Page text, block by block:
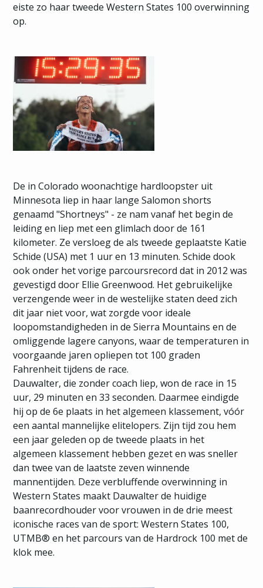
eiste zo haar tweede Western States 100 overwinning
op.
De in Colorado woonachtige hardloopster uit
Minnesota liep in haar lange Salomon shorts
genaamd "Shortneys" - ze nam vanaf het begin de
leiding en liep met een glimlach door de 161
kilometer. Ze versloeg de als tweede geplaatste Katie
Schide (USA) met 1 uur en 13 minuten. Schide dook
ook onder het vorige parcoursrecord dat in 2012 was
gevestigd door Ellie Greenwood. Het gebruikelijke
verzengende weer in de westelijke staten deed zich
dit jaar niet voor, wat zorgde voor ideale
loopomstandigheden in de Sierra Mountains en de
omliggende lagere canyons, waar de temperaturen in
voorgaande jaren opliepen tot 100 graden
Fahrenheit tijdens de race.
Dauwalter, die zonder coach liep, won de race in 15
uur, 29 minuten en 33 seconden. Daarmee eindigde
hij op de 6e plaats in het algemeen klassement, vóór
een aantal mannelijke elitelopers. Zijn tijd zou hem
een jaar geleden op de tweede plaats in het
algemeen klassement hebben gezet en was sneller
dan twee van de laatste zeven winnende
mannentijden. Deze verbluffende overwinning in
Western States maakt Dauwalter de huidige
baanrecordhouder voor vrouwen in de drie meest
iconische races van de sport: Western States 100,
UTMB® en het parcours van de Hardrock 100 met de
klok mee.